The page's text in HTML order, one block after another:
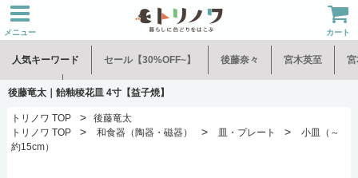
メニュー カート
人気キーワード セール【30%OFF~】 後藤奈々 宮木英至 宮
水谷和音 児玉修治
後藤竜太｜飴釉稜花皿 4寸【益子焼】
トリノワ TOP >
後藤竜太
トリノワ TOP
> 和食器（陶器・磁器） > 皿・プレート >
小皿（～
約15cm）